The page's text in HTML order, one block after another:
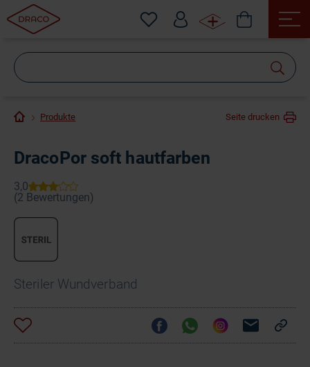
Produkte Seite drucken
DracoPor soft hautfarben
Steriler Wundverband
suchen